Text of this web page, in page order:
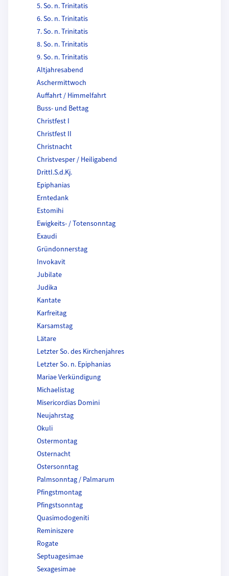
5. So. n. Trinitatis
6. So. n. Trinitatis
7. So. n. Trinitatis
8. So. n. Trinitatis
9. So. n. Trinitatis
Altjahresabend
Aschermittwoch
Auffahrt / Himmelfahrt
Buss- und Bettag
Christfest I
Christfest II
Christnacht
Christvesper / Heiligabend
Drittl.S.d.Kj.
Epiphanias
Erntedank
Estomihi
Ewigkeits- / Totensonntag
Exaudi
Gründonnerstag
Invokavit
Jubilate
Judika
Kantate
Karfreitag
Karsamstag
Lätare
Letzter So. des Kirchenjahres
Letzter So. n. Epiphanias
Mariae Verkündigung
Michaelistag
Misericordias Domini
Neujahrstag
Okuli
Ostermontag
Osternacht
Ostersonntag
Palmsonntag / Palmarum
Pfingstmontag
Pfingstsonntag
Quasimodogeniti
Reminiszere
Rogate
Septuagesimae
Sexagesimae